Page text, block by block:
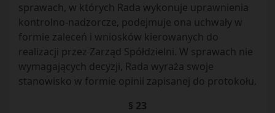
sprawach, w których Rada wykonuje uprawnienia
kontrolno-nadzorcze, podejmuje ona uchwały w
formie zaleceń i wniosków kierowanych do
realizacji przez Zarząd Spółdzielni. W sprawach nie
wymagających decyzji, Rada wyraża swoje
stanowisko w formie opinii zapisanej do protokołu.
§ 23